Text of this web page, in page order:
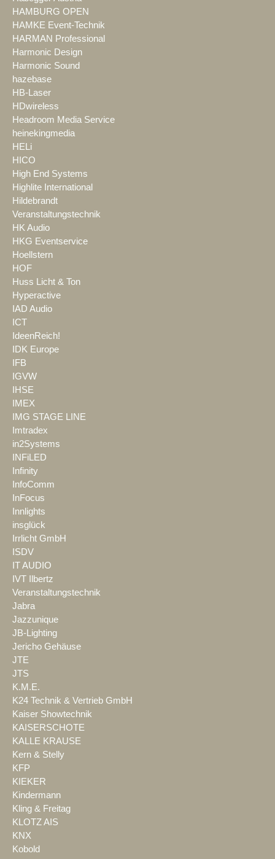
HAMBURG OPEN
HAMKE Event-Technik
HARMAN Professional
Harmonic Design
Harmonic Sound
hazebase
HB-Laser
HDwireless
Headroom Media Service
heinekingmedia
HELi
HICO
High End Systems
Highlite International
Hildebrandt
Veranstaltungstechnik
HK Audio
HKG Eventservice
Hoellstern
HOF
Huss Licht & Ton
Hyperactive
IAD Audio
ICT
IdeenReich!
IDK Europe
IFB
IGVW
IHSE
IMEX
IMG STAGE LINE
Imtradex
in2Systems
INFiLED
Infinity
InfoComm
InFocus
Innlights
insglück
Irrlicht GmbH
ISDV
IT AUDIO
IVT Ilbertz
Veranstaltungstechnik
Jabra
Jazzunique
JB-Lighting
Jericho Gehäuse
JTE
JTS
K.M.E.
K24 Technik & Vertrieb GmbH
Kaiser Showtechnik
KAISERSCHOTE
KALLE KRAUSE
Kern & Stelly
KFP
KIEKER
Kindermann
Kling & Freitag
KLOTZ AIS
KNX
Kobold